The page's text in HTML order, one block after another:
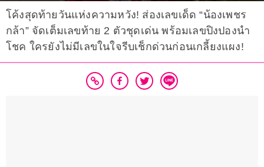
โค้งสุดท้ายวันแห่งความหวัง! ส่องเลขเด็ด “น้องเพชร
กล้า” จัดเต็มเลขท้าย 2 ตัวชุดเด่น พร้อมเลขปิงปองนำ
โชค ใครยังไม่มีเลขในใจรีบเช็กด่วนก่อนเกลี้ยงแผง!